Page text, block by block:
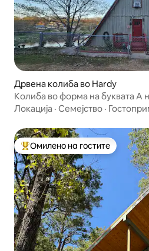
Дрвена колиба во Hardy
Колиба во форма на буквата А
Локација · Семејство ·
Меѓу најуспешните „Омилени
Омилено на гостите